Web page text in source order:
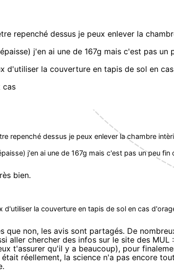
repenché dessus je peux enlever la
j'en ai une de 167g mais c'est pas un
d'utiliser la couverture en tapis de sol en
cas
repenché dessus je peux enlever la chambre
j'en ai une de 167g mais c'est pas un peu fin
bien.
d'utiliser la couverture en tapis de sol en cas
que non, les avis sont partagés. De
aller chercher des infos sur le site des MUL
t'assurer qu'il y a beaucoup), pour
réellement, la science n'a pas encore